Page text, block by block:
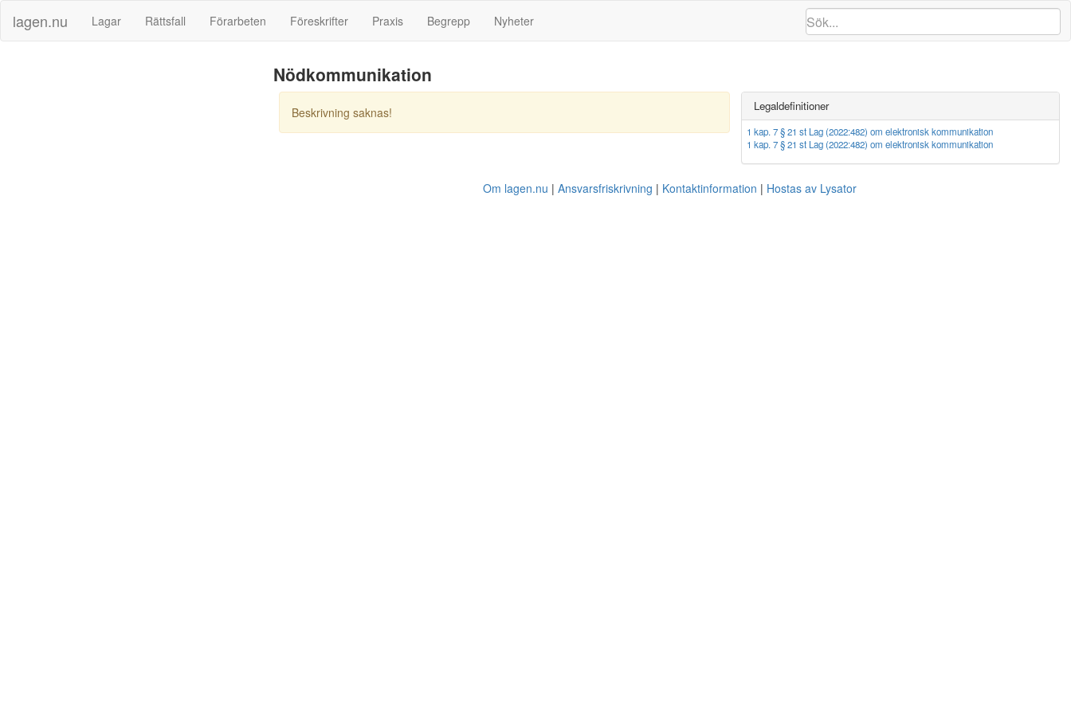
lagen.nu Lagar Rättsfall Förarbeten Föreskrifter Praxis Begrepp Nyheter
Nödkommunikation
Beskrivning saknas! Legaldefinitioner
1 kap. 7 § 21 st Lag (2022:482) om elektronisk kommunikation
1 kap. 7 § 21 st Lag (2022:482) om elektronisk kommunikation
Om lagen.nu Ansvarsfriskrivning Kontaktinformation Hostas av Lysator